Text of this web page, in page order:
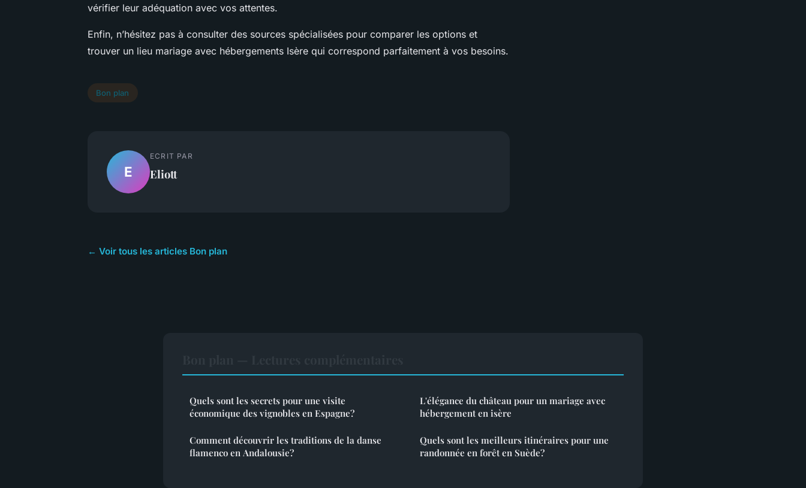
vérifier leur adéquation avec vos attentes.
Enfin, n’hésitez pas à consulter des sources spécialisées pour comparer les options et
trouver un lieu mariage avec hébergements Isère qui correspond parfaitement à vos besoins.
Bon plan
E
ECRIT PAR
Eliott
← Voir tous les articles Bon plan
Quels sont les secrets pour une visite
économique des vignobles en Espagne?
Comment découvrir les traditions de la danse
flamenco en Andalousie?
L'élégance du château pour un mariage avec
hébergement en isère
Quels sont les meilleurs itinéraires pour une
randonnée en forêt en Suède?